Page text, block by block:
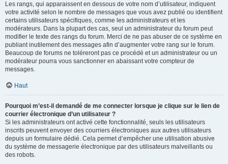
Les rangs, qui apparaissent en dessous de votre nom d’utilisateur, indiquent
votre activité selon le nombre de messages que vous avez publié ou identifient
certains utilisateurs spécifiques, comme les administrateurs et les
modérateurs. Dans la plupart des cas, seul un administrateur du forum peut
modifier le texte des rangs du forum. Merci de ne pas abuser de ce système en
publiant inutilement des messages afin d’augmenter votre rang sur le forum.
Beaucoup de forums ne toléreront pas ce procédé et un administrateur ou un
modérateur pourra vous sanctionner en abaissant votre compteur de
messages.
Haut
Pourquoi m’est-il demandé de me connecter lorsque je clique sur le lien de
courrier électronique d’un utilisateur ?
Si les administrateurs ont activé cette fonctionnalité, seuls les utilisateurs
inscrits peuvent envoyer des courriers électroniques aux autres utilisateurs
depuis un formulaire dédié. Cela permet d’empêcher une utilisation abusive
du système de messagerie électronique par des utilisateurs malveillants ou
des robots.